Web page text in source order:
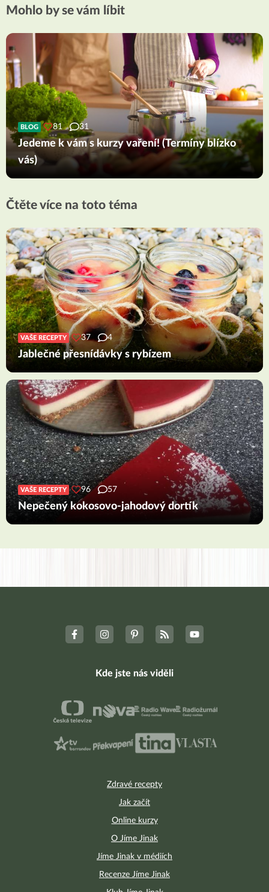
Mohlo by se vám líbit
BLOG 81 31
Jedeme k vám s kurzy vaření! (Termíny blízko
vás)
Čtěte více na toto téma
VAŠE RECEPTY 37 4
Jablečné přesnídávky s rybízem
VAŠE RECEPTY 96 57
Nepečený kokosovo-jahodový dortík
Zdravé recepty
Jak začít
Online kurzy
O Jíme Jinak
Jíme Jinak v médiích
Recenze Jíme Jinak
Kde jste nás viděli